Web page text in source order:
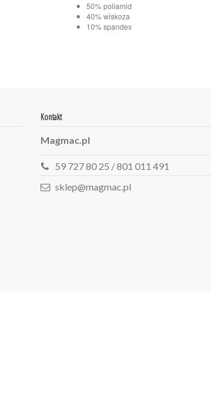
50% poliamid
40% wiskoza
10% spandex
Kontakt
Magmac.pl
59 727 80 25 / 801 011 491
sklep@magmac.pl